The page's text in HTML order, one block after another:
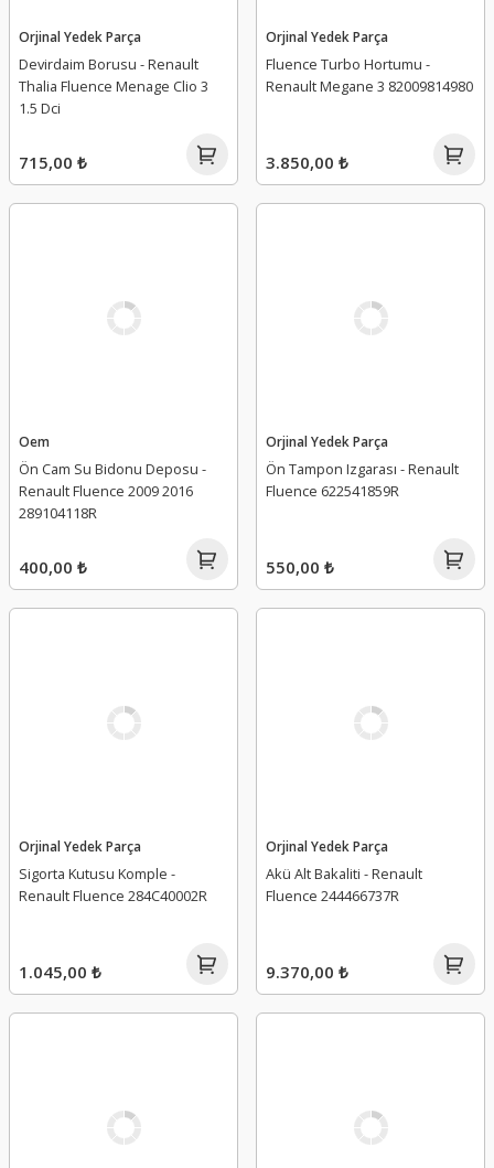
Orjinal Yedek Parça
Devirdaim Borusu - Renault
Thalia Fluence Menage Clio 3
1.5 Dci
715,00 ₺
Orjinal Yedek Parça
Fluence Turbo Hortumu -
Renault Megane 3 82009814980
3.850,00 ₺
Oem
Ön Cam Su Bidonu Deposu -
Renault Fluence 2009 2016
289104118R
400,00 ₺
Orjinal Yedek Parça
Ön Tampon Izgarası - Renault
Fluence 622541859R
550,00 ₺
Orjinal Yedek Parça
Sigorta Kutusu Komple -
Renault Fluence 284C40002R
1.045,00 ₺
Orjinal Yedek Parça
Akü Alt Bakaliti - Renault
Fluence 244466737R
9.370,00 ₺